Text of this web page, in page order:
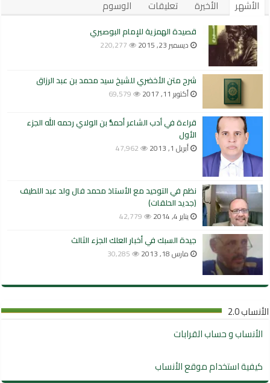
الأشهر الأخيرة تعليقات الوسوم
قصيدة الهمزية للإمام البوصيري
ديسمبر 23, 2015 220,277
شرح متن الأخضري للشيخ سيد محمد بن عبد الرزاق
أكتوبر 11, 2017 69,579
قراءة في أدب الشاعر أحمدُّ بن الولاي رحمه الله الجزء
الأول
أبريل 1, 2013 47,962
نظم في التوحيد مع الأستاذ محمد فال ولد عبد اللطيف
(جديد الحلقات)
يناير 4, 2014 42,779
جيدة السبك في أخبار العلك الجزء الثالث
مارس 18, 2013 30,285
الأنساب 2.0
الأنساب و حساب القرابات
كيفية استخدام موقع الأنساب